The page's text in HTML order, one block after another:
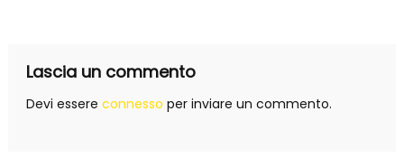
Lascia un commento
Devi essere connesso per inviare un commento.